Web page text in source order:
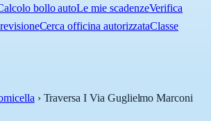
bollo autoLe mie scadenzeVerifica
Cerca officina autorizzataClasse
› Traversa I Via Guglielmo Marconi